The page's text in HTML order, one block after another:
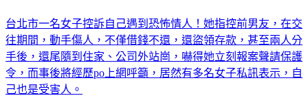
台北市一名女子控訴自己遇到恐怖情人！她指控前男友，在交
往期間，動手傷人，不僅借錢不還，還盜領存款，甚至兩人分
手後，還尾隨到住家、公司外站崗，嚇得她立刻報案聲請保護
令，而事後將經歷po上網呼籲，居然有多名女子私訊表示，自
己也是受害人。